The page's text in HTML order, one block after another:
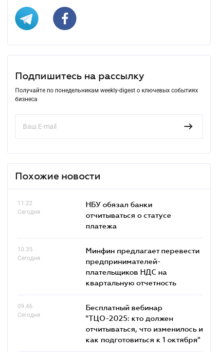
Подпишитесь на рассылку
Получайте по понедельникам weekly-digest о ключевых событиях
бизнеса
Похожие новости
11.22
Сегодня
НБУ обязал банки
отчитываться о статусе
платежа
10.35
Сегодня
Минфин предлагает перевести
предпринимателей-
плательщиков НДС на
квартальную отчетность
09.46
Сегодня
Бесплатный вебинар
"ТЦО-2025: кто должен
отчитываться, что изменилось и
как подготовиться к 1 октября"